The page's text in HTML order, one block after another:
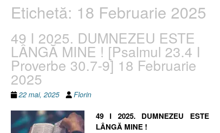
Etichetă: 18 Februarie 2025
49 I 2025. DUMNEZEU ESTE
LÂNGĂ MINE ! [Psalmul 23.4 I
Proverbe 30.7-9] 18 Februarie
2025
22 mai, 2025 Florin
49 I 2025. DUMNEZEU ESTE
LÂNGĂ MINE !